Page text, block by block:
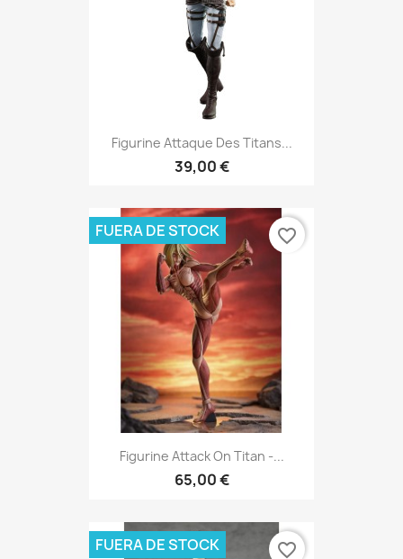
Figurine Attaque Des Titans...
39,00 €
Figurine Attack On Titan -...
65,00 €
FUERA DE STOCK favorite_border
FUERA DE STOCK favorite_border